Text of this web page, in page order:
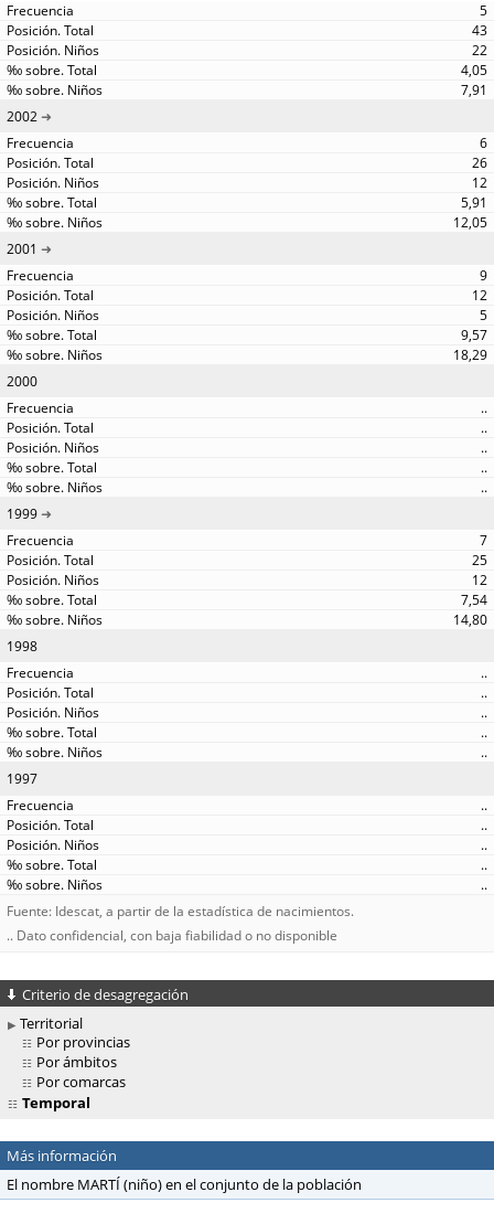
5
43
22
4,05
7,91
2002
6
26
12
5,91
12,05
2001
9
12
5
9,57
18,29
2000
..
..
..
..
..
1999
7
25
12
7,54
14,80
1998
..
..
..
..
..
1997
..
..
..
..
..
Fuente: Idescat, a partir de la estadística de nacimientos.
.. Dato confidencial, con baja fiabilidad o no disponible
Criterio de desagregación
Territorial
Por provincias
Por ámbitos
Por comarcas
Temporal
Más información
El nombre MARTÍ (niño) en el conjunto de la población